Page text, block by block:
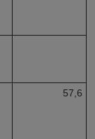
57,6